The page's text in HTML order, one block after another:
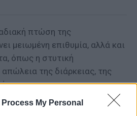
Process My Personal
πτώση της
μειωμένη επιθυμία, αλλά και
όπως η στυτική
της διάρκειας, της
σύγχρονων βοηθητικών